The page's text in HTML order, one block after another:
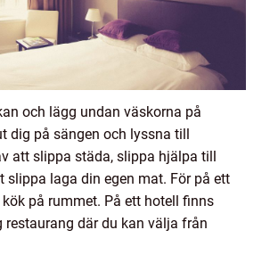
och lägg undan väskorna på
dig på sängen och lyssna till
att slippa städa, slippa hjälpa till
slippa laga din egen mat. För på ett
på rummet. På ett hotell finns
restaurang där du kan välja från